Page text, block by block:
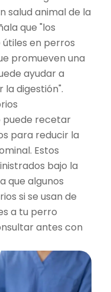
salud animal de la
que "los
en perros
promueven una
ayudar a
digestión".
puede recetar
para reducir la
Estos
bajo la
que algunos
si se usan de
a tu perro
antes con